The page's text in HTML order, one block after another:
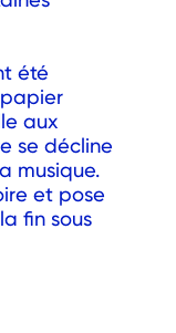
été
aux
se décline
musique.
et pose
fin sous